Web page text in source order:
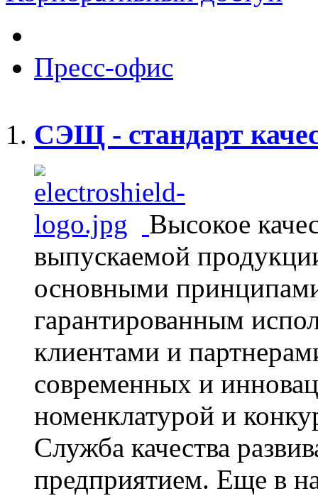
Пресс-офис
СЭЩ - стандарт
Высокое
выпускаемой
основными
гарантированным
клиентами и
современных и
номенклатурой и
Служба качества
предприятием. Еще в